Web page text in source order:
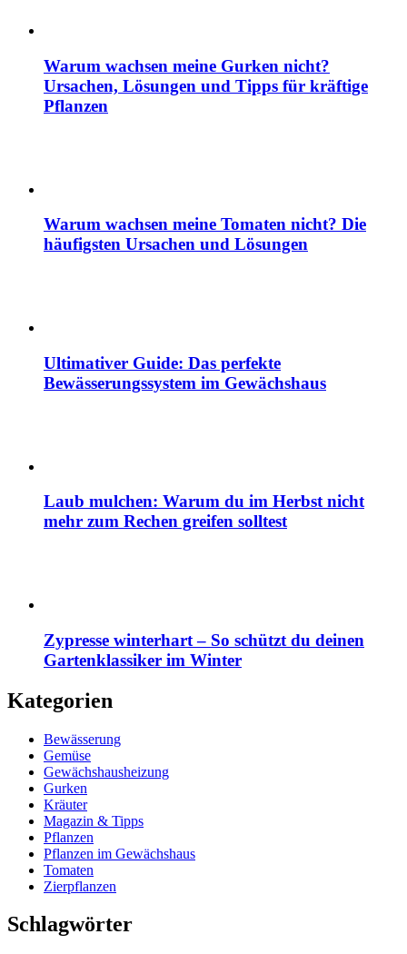
Warum wachsen meine Gurken nicht?
Ursachen, Lösungen und Tipps für kräftige
Pflanzen
Warum wachsen meine Tomaten nicht? Die
häufigsten Ursachen und Lösungen
Ultimativer Guide: Das perfekte
Bewässerungssystem im Gewächshaus
Laub mulchen: Warum du im Herbst nicht
mehr zum Rechen greifen solltest
Zypresse winterhart – So schützt du deinen
Gartenklassiker im Winter
Kategorien
Bewässerung
Gemüse
Gewächshausheizung
Gurken
Kräuter
Magazin & Tipps
Pflanzen
Pflanzen im Gewächshaus
Tomaten
Zierpflanzen
Schlagwörter